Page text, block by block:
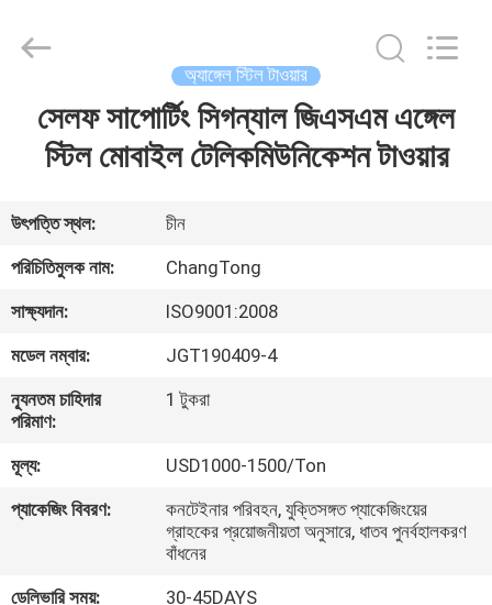
বাড়ি
আমাদের
সম্পর্কে
কারখানা
ভ্রমণ
মান
নিয়ন্ত্রণ
যোগাযোগ
Structure
Reserved.
অ্যাঙ্গেল স্টিল টাওয়ার
সেলফ সাপোর্টিং সিগন্যাল জিএসএম এঙ্গেল
স্টিল মোবাইল টেলিকমিউনিকেশন টাওয়ার
উৎপত্তি স্থল:
চীন
পরিচিতিমুলক নাম:
ChangTong
সাক্ষ্যদান:
ISO9001:2008
মডেল নম্বার:
JGT190409-4
ন্যূনতম চাহিদার
পরিমাণ:
1 টুকরা
মূল্য:
USD1000-1500/Ton
প্যাকেজিং বিবরণ:
কনটেইনার পরিবহন, যুক্তিসঙ্গত প্যাকেজিংয়ের
গ্রাহকের প্রয়োজনীয়তা অনুসারে, ধাতব পুনর্বহালকরণ
বাঁধনের
ডেলিভারি সময়:
30-45DAYS